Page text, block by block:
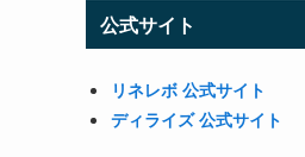
公式サイト
リネレボ 公式サイト
ディライズ 公式サイト